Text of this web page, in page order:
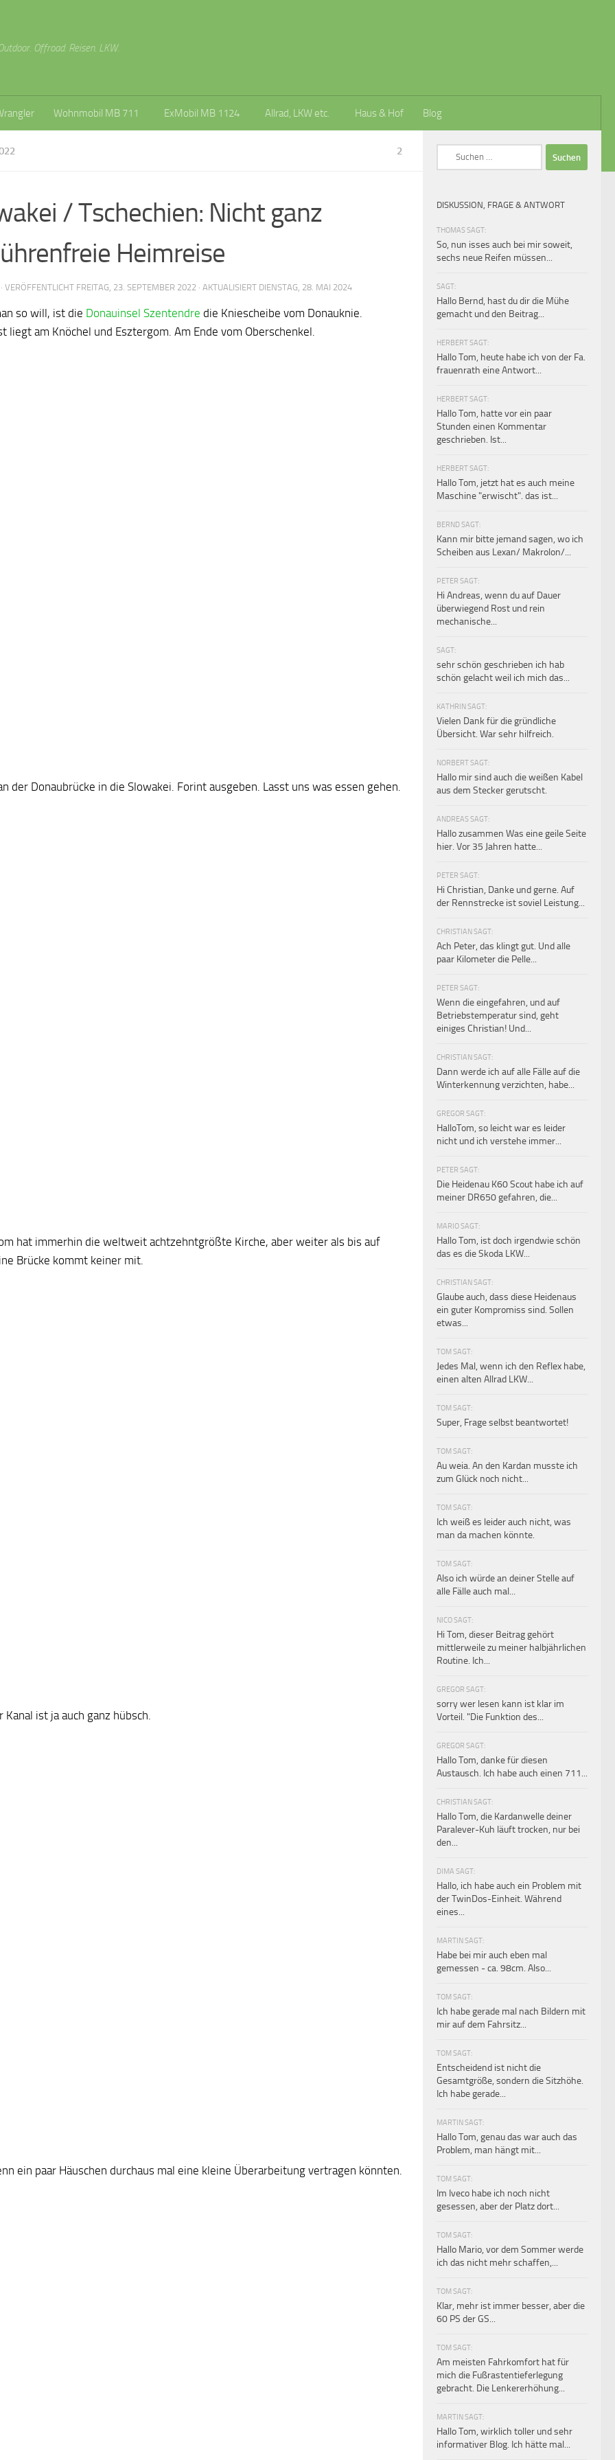
Offroad. Reisen. LKW.
Wohnmobil MB 711 ExMobil MB 1124 Allrad, LKW etc. Haus & Hof Blog
2
/ Tschechien: Nicht ganz
Heimreise
· VERÖFFENTLICHT FREITAG, 23. SEPTEMBER 2022 · AKTUALISIERT DIENSTAG, 28. MAI 2024
so will, ist die Donauinsel Szentendre die Kniescheibe vom Donauknie.
liegt am Knöchel und Esztergom. Am Ende vom Oberschenkel.
der Donaubrücke in die Slowakei. Forint ausgeben. Lasst uns was essen gehen.
hat immerhin die weltweit achtzehntgrößte Kirche, aber weiter als bis auf
Brücke kommt keiner mit.
Kanal ist ja auch ganz hübsch.
ein paar Häuschen durchaus mal eine kleine Überarbeitung vertragen könnten.
DISKUSSION, FRAGE & ANTWORT
THOMAS SAGT:
So, nun isses auch bei mir soweit,
sechs neue Reifen müssen...
SAGT:
Hallo Bernd, hast du dir die Mühe
gemacht und den Beitrag...
HERBERT SAGT:
Hallo Tom, heute habe ich von der Fa.
frauenrath eine Antwort...
HERBERT SAGT:
Hallo Tom, hatte vor ein paar
Stunden einen Kommentar
geschrieben. Ist...
HERBERT SAGT:
Hallo Tom, jetzt hat es auch meine
Maschine "erwischt". das ist...
BERND SAGT:
Kann mir bitte jemand sagen, wo ich
Scheiben aus Lexan/ Makrolon/...
PETER SAGT:
Hi Andreas, wenn du auf Dauer
überwiegend Rost und rein
mechanische...
SAGT:
sehr schön geschrieben ich hab
schön gelacht weil ich mich das...
KATHRIN SAGT:
Vielen Dank für die gründliche
Übersicht. War sehr hilfreich.
NORBERT SAGT:
Hallo mir sind auch die weißen Kabel
aus dem Stecker gerutscht.
ANDREAS SAGT:
Hallo zusammen Was eine geile Seite
hier. Vor 35 Jahren hatte...
PETER SAGT:
Hi Christian, Danke und gerne. Auf
der Rennstrecke ist soviel Leistung...
CHRISTIAN SAGT:
Ach Peter, das klingt gut. Und alle
paar Kilometer die Pelle...
PETER SAGT:
Wenn die eingefahren, und auf
Betriebstemperatur sind, geht
einiges Christian! Und...
CHRISTIAN SAGT:
Dann werde ich auf alle Fälle auf die
Winterkennung verzichten, habe...
GREGOR SAGT:
HalloTom, so leicht war es leider
nicht und ich verstehe immer...
PETER SAGT:
Die Heidenau K60 Scout habe ich auf
meiner DR650 gefahren, die...
MARIO SAGT:
Hallo Tom, ist doch irgendwie schön
das es die Skoda LKW...
CHRISTIAN SAGT:
Glaube auch, dass diese Heidenaus
ein guter Kompromiss sind. Sollen
etwas...
TOM SAGT:
Jedes Mal, wenn ich den Reflex habe,
einen alten Allrad LKW...
TOM SAGT:
Super, Frage selbst beantwortet!
TOM SAGT:
Au weia. An den Kardan musste ich
zum Glück noch nicht...
TOM SAGT:
Ich weiß es leider auch nicht, was
man da machen könnte.
TOM SAGT:
Also ich würde an deiner Stelle auf
alle Fälle auch mal...
NICO SAGT:
Hi Tom, dieser Beitrag gehört
mittlerweile zu meiner halbjährlichen
Routine. Ich...
GREGOR SAGT:
sorry wer lesen kann ist klar im
Vorteil. "Die Funktion des...
GREGOR SAGT:
Hallo Tom, danke für diesen
Austausch. Ich habe auch einen 711...
CHRISTIAN SAGT:
Hallo Tom, die Kardanwelle deiner
Paralever-Kuh läuft trocken, nur bei
den...
DIMA SAGT:
Hallo, ich habe auch ein Problem mit
der TwinDos-Einheit. Während
eines...
MARTIN SAGT:
Habe bei mir auch eben mal
gemessen - ca. 98cm. Also...
TOM SAGT:
Ich habe gerade mal nach Bildern mit
mir auf dem Fahrsitz...
TOM SAGT:
Entscheidend ist nicht die
Gesamtgröße, sondern die Sitzhöhe.
Ich habe gerade...
MARTIN SAGT:
Hallo Tom, genau das war auch das
Problem, man hängt mit...
TOM SAGT:
Im Iveco habe ich noch nicht
gesessen, aber der Platz dort...
TOM SAGT:
Hallo Mario, vor dem Sommer werde
ich das nicht mehr schaffen,...
TOM SAGT:
Klar, mehr ist immer besser, aber die
60 PS der GS...
TOM SAGT:
Am meisten Fahrkomfort hat für
mich die Fußrastentieferlegung
gebracht. Die Lenkererhöhung...
MARTIN SAGT:
Hallo Tom, wirklich toller und sehr
informativer Blog. Ich hätte mal...